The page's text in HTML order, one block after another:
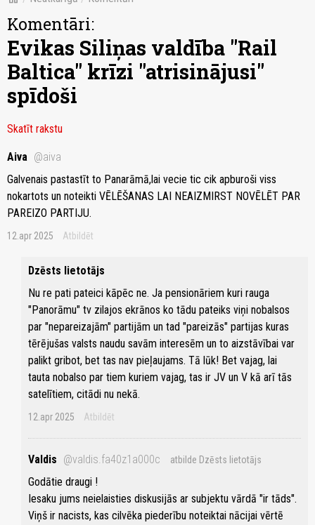
Komentāri:
Evikas Siliņas valdība "Rail
Baltica" krīzi "atrisinājusi"
spīdoši
Skatīt rakstu
Aiva @aiva
Galvenais pastastīt to Panarāmā,lai vecie tic cik apburoši viss
nokartots un noteikti VĒLĒŠANAS LAI NEAIZMIRST NOVĒLĒT PAR
PAREIZO PARTIJU.
12.apr 2025 Atbildēt
Dzēsts lietotājs
Nu re pati pateici kāpēc ne. Ja pensionāriem kuri rauga
"Panorāmu" tv zilajos ekrānos ko tādu pateiks viņi nobalsos
par "nepareizajām" partijām un tad "pareizās" partijas kuras
tērējušas valsts naudu savām interesēm un to aizstāvībai var
palikt gribot, bet tas nav pieļaujams. Tā lūk! Bet vajag, lai
tauta nobalso par tiem kuriem vajag, tas ir JV un V kā arī tās
satelītiem, citādi nu nekā.
12.apr 2025 Atbildēt
Valdis @valdis.fa40z1a000c atbilde Dzēsts lietotājs
Godātie draugi !
Iesaku jums neielaisties diskusijās ar subjektu vārdā "ir tāds".
Viņš ir nacists, kas cilvēka piederību noteiktai nācijai vērtē